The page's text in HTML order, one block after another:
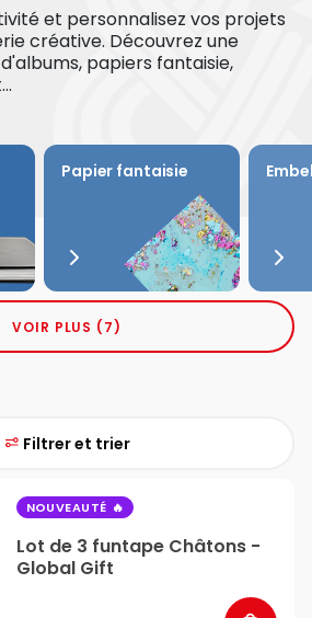
et personnalisez vos projets
créative. Découvrez une
papiers fantaisie,
Papier fantaisie
VOIR PLUS (7)
Filtrer et trier
NOUVEAUTÉ
Lot de 3 funtape Châtons -
Global Gift